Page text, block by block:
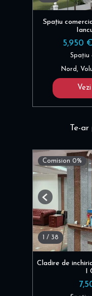
Spațiu
5,950 €
Spațiu
Nord,
Te-
Comision 0%
/ 38
Previous
Cladire de
I